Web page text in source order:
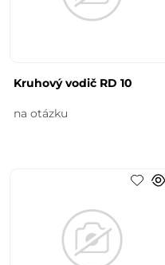
Kruhový vodič RD 10
na otázku